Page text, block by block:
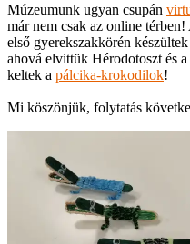
Múzeumunk ugyan csupán
már nem csak az online
első gyerekszakkörén készültek
ahová elvittük Hérodotoszt és
keltek a pálcika-krokodilok!
Mi köszönjük, folytatás